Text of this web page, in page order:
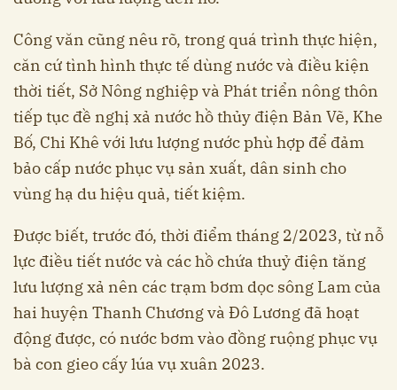
Công văn cũng nêu rõ, trong quá trình thực hiện,
căn cứ tình hình thực tế dùng nước và điều kiện
thời tiết, Sở Nông nghiệp và Phát triển nông thôn
tiếp tục đề nghị xả nước hồ thủy điện Bản Vẽ, Khe
Bố, Chi Khê với lưu lượng nước phù hợp để đảm
bảo cấp nước phục vụ sản xuất, dân sinh cho
vùng hạ du hiệu quả, tiết kiệm.
Được biết, trước đó, thời điểm tháng 2/2023, từ nỗ
lực điều tiết nước và các hồ chứa thuỷ điện tăng
lưu lượng xả nên các trạm bơm dọc sông Lam của
hai huyện Thanh Chương và Đô Lương đã hoạt
động được, có nước bơm vào đồng ruộng phục vụ
bà con gieo cấy lúa vụ xuân 2023.